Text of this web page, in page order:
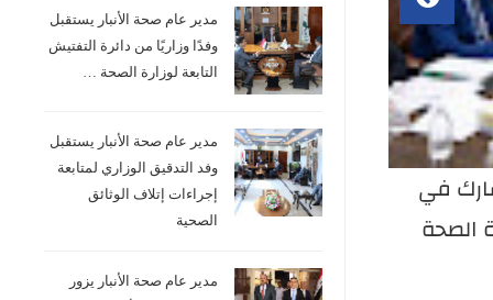
مدير عام صحة الأنبار يترأس اجتماعاً
لمناقشة أعمال شعبة اللجان
الطبية…
في
الصحة
مدير عام صحة الأنبار يستقبل
وفدًا وزاريًا من دائرة التفتيش
التابعة لوزارة الصحة …
مدير عام صحة الأنبار يستقبل
وفد التدقيق الوزاري لمتابعة
إجراءات إتلاف الوثائق
الصحية
مدير عام صحة الأنبار يزور